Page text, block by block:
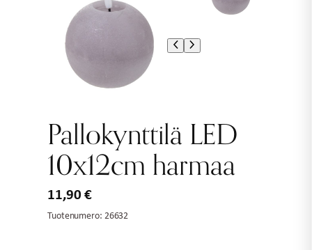
Pallokynttilä LED
10x12cm harmaa
11,90€
Tuotenumero: 26632